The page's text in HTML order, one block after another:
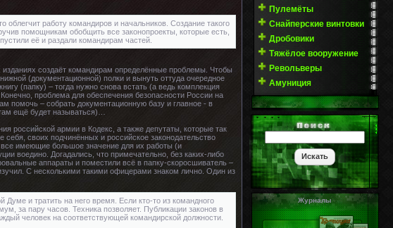
работу командиров и начальников. Создание такого
помощникам обобщить все законопроекты, которые есть,
её и раздали командирам частей.
создаёт командирам определённые проблемы. Чтобы
(документационной) полки и вынуть оттуда очередное
(папку) – тогда нужно снова встать (а ведь комплекция
проблема для обеспечения безопасности России на
помочь – собрать документационную базу и главное - в
ещё будет называться)…
российской армии в Кодекс, а также депутаты, которые так
своих подчинённых и российское законодательство
имеющие большое значение для их работы (и
воедино. Догадались, что примечательно, без каких-либо
аппараты и поместили всё в папку-скоросшиватель –
С несколькими такими офицерами знаком лично. Один из
Думе и тратить на него время. Если кто-то из командного
за пару часов. Техника позволяет. Публикации законов в
человек на соответствующей командирской должности.
Пулемёты
Снайперские винтовки
Дробовики
Тяжёлое вооружение
Револьверы
Амуниция
Журналы